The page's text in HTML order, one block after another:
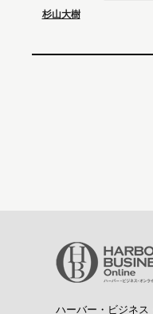
杉山大樹
ハーバー・ビジネス